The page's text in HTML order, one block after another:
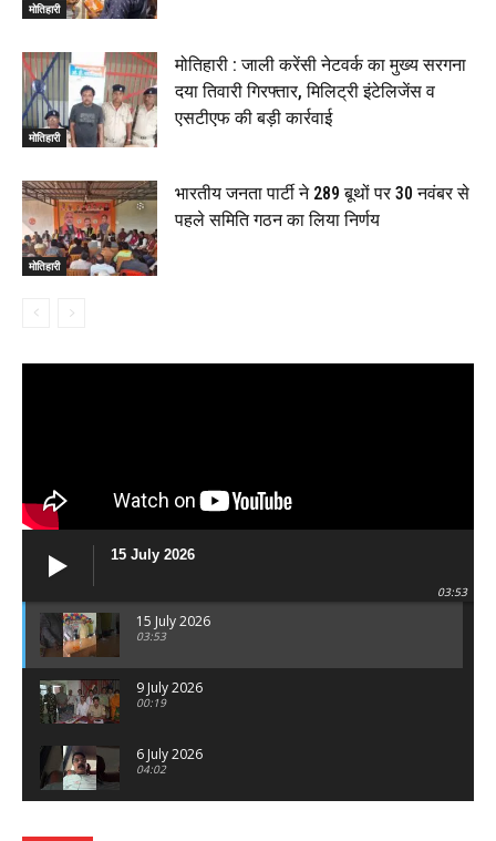
मोतिहारी
मोतिहारी
मोतिहारी : जाली करेंसी नेटवर्क का मुख्य सरगना
दया तिवारी गिरफ्तार, मिलिट्री इंटेलिजेंस व
एसटीएफ की बड़ी कार्रवाई
मोतिहारी
भारतीय जनता पार्टी ने 289 बूथों पर 30 नवंबर से
पहले समिति गठन का लिया निर्णय
15 July 2026
03:53
15 July 2026
03:53
9 July 2026
00:19
6 July 2026
04:02